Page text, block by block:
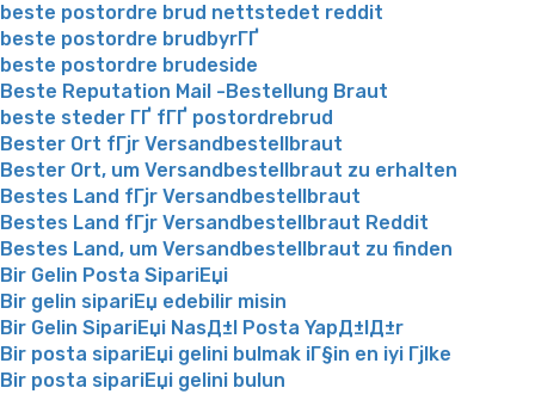
beste postordre brud nettstedet reddit
beste postordre brudbyrГҐ
beste postordre brudeside
Beste Reputation Mail -Bestellung Braut
beste steder ГҐ fГҐ postordrebrud
Bester Ort fГјr Versandbestellbraut
Bester Ort, um Versandbestellbraut zu erhalten
Bestes Land fГјr Versandbestellbraut
Bestes Land fГјr Versandbestellbraut Reddit
Bestes Land, um Versandbestellbraut zu finden
Bir Gelin Posta SipariЕџi
Bir gelin sipariЕџ edebilir misin
Bir Gelin SipariЕџi NasД±l Posta YapД±lД±r
Bir posta sipariЕџi gelini bulmak iГ§in en iyi Гјlke
Bir posta sipariЕџi gelini bulun